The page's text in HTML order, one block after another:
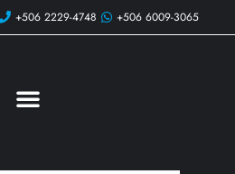
+506 2229-4748 +506 6009-3065